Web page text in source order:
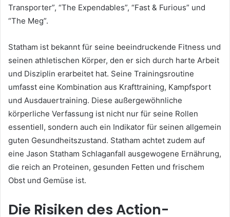
Transporter”, “The Expendables”, “Fast & Furious” und
“The Meg”.
Statham ist bekannt für seine beeindruckende Fitness und
seinen athletischen Körper, den er sich durch harte Arbeit
und Disziplin erarbeitet hat. Seine Trainingsroutine
umfasst eine Kombination aus Krafttraining, Kampfsport
und Ausdauertraining. Diese außergewöhnliche
körperliche Verfassung ist nicht nur für seine Rollen
essentiell, sondern auch ein Indikator für seinen allgemein
guten Gesundheitszustand. Statham achtet zudem auf
eine Jason Statham Schlaganfall ausgewogene Ernährung,
die reich an Proteinen, gesunden Fetten und frischem
Obst und Gemüse ist.
Die Risiken des Action-